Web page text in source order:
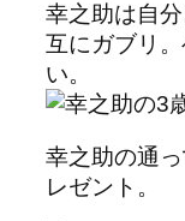
幸之助は自
互にガブリ
い。
幸之助の通
レゼント。